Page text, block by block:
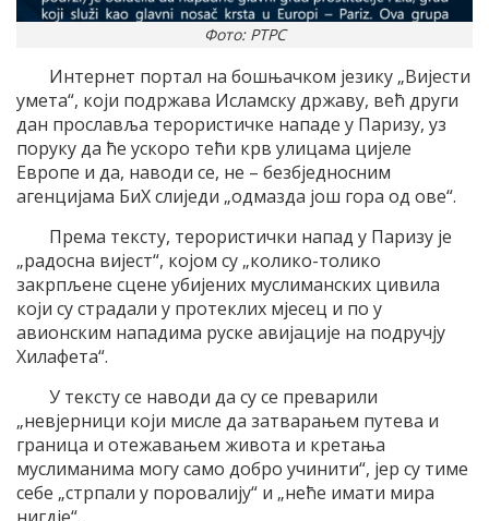
Фото: РТРС
Интернет портал на бошњачком језику „Вијести
умета“, који подржава Исламску државу, већ други
дан прославља терористичке нападе у Паризу, уз
поруку да ће ускоро тећи крв улицама цијеле
Европе и да, наводи се, не – безбједносним
агенцијама БиХ слиједи „одмазда још гора од ове“.
Према тексту, терористички напад у Паризу је
„радосна вијест“, којом су „колико-толико
закрпљене сцене убијених муслиманских цивила
који су страдали у протеклих мјесец и по у
авионским нападима руске авијације на подручју
Хилафета“.
У тексту се наводи да су се преварили
„невјерници који мисле да затварањем путева и
граница и отежавањем живота и кретања
муслиманима могу само добро учинити“, јер су тиме
себе „стрпали у поровалију“ и „неће имати мира
нигдје“.